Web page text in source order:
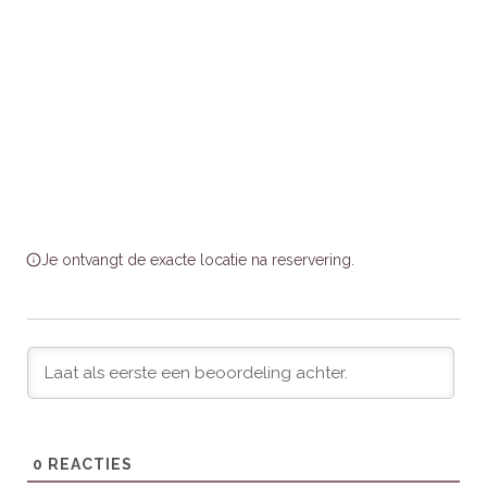
ultieme ontspanning na een dag op de Veluwe. Het
duurzame ontwerp van de villa combineert comfort en
milieuvriendelijkheid, terwijl de landelijke stijl met rietgedekte
Je ontvangt de exacte locatie na reservering.
0 REACTIES